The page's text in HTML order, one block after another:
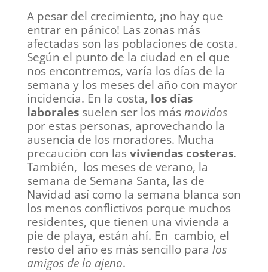
A pesar del crecimiento, ¡no hay que
entrar en pánico! Las zonas más
afectadas son las poblaciones de costa.
Según el punto de la ciudad en el que
nos encontremos, varía los días de la
semana y los meses del año con mayor
incidencia. En la costa, los días
laborales suelen ser los másmovidos
por estas personas, aprovechando la
ausencia de los moradores. Mucha
precaución con lasviviendas costeras.
También, los meses de verano, la
semana de Semana Santa, las de
Navidad así como la semana blanca son
los menos conflictivos porque muchos
residentes, que tienen una vivienda a
pie de playa, están ahí. En cambio, el
resto del año es más sencillo para los
amigos de lo ajeno.